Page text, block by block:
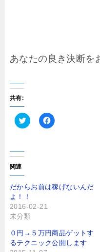
あなたの良き決断を
共有:
ク
し
て
T
i
t
t
e
r
で
共
(
新
し
い
F
共
有
る
に
リ
ッ
ク
し
関連
だからお前は稼げないんだ
よ！！
2016-02-21
未分類
０円→５万円商品ゲットす
るテクニック公開します